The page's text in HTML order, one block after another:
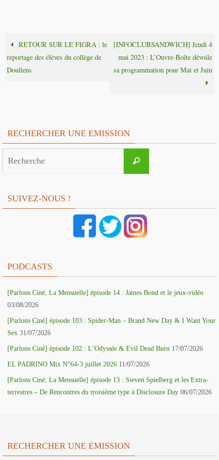
RETOUR SUR LE FIGRA : le
reportage des élèves du collège de
Doullens
[INFOCLUBSANDWICH] Jeudi 4
mai 2023 : L’Ouvre-Boîte dévoile
sa programmation pour Mai et Juin
RECHERCHER UNE EMISSION
Recherche
SUIVEZ-NOUS !
PODCASTS
[Parlons Ciné, La Mensuelle] épisode 14 : James Bond et le jeux-vidéo
03/08/2026
[Parlons Ciné] épisode 103 : Spider-Man – Brand New Day & I Want Your
Sex 31/07/2026
[Parlons Ciné] épisode 102 : L’Odyssée & Evil Dead Burn 17/07/2026
EL PADRINO Mix N°64-3 juillet 2026 11/07/2026
[Parlons Ciné, La Mensuelle] épisode 13 : Steven Spielberg et les Extra-
terrestres – De Rencontres du troisième type à Disclosure Day 06/07/2026
RECHERCHER UNE EMISSION